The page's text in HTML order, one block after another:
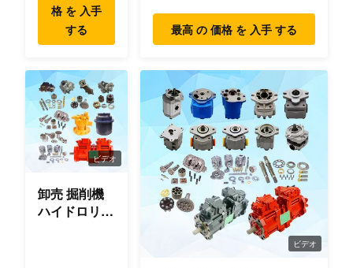
格 を 入手
する
部品 掘削機
最高 の 価格 を 入手 する
ビデオ
卸売 掘削機
ハイドロリッ
ビデオ